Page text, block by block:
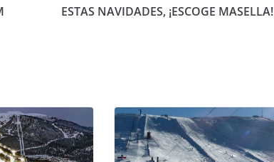
ESTAS NAVIDADES, ¡ESCOGE MASELLA!